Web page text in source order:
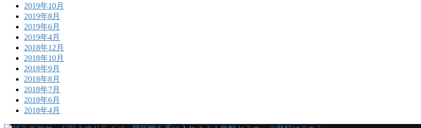
2019年10月
2019年8月
2019年6月
2019年4月
2018年12月
2018年10月
2018年9月
2018年8月
2018年7月
2018年6月
2018年4月